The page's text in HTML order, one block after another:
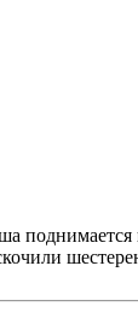
поднимается